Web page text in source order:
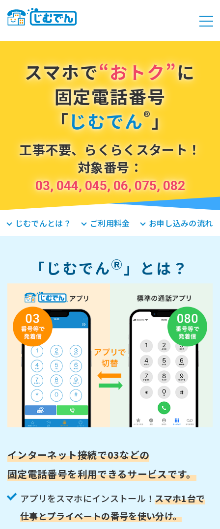
スマホで“おトク”に
固定電話番号
「じむでん®」
工事不要、らくらくスタート！
対象番号：
03, 044, 045, 06, 075, 082
じむでんとは？ ご利用料金 お申し込みの流れ
「じむでんⓇ」とは？
インターネット接続で03などの
固定電話番号を利用できるサービスです。
アプリをスマホにインストール！スマホ1台で
仕事とプライベートの番号を使い分け。